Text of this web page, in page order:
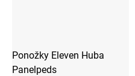
Ponožky Eleven Huba
Panelpeds